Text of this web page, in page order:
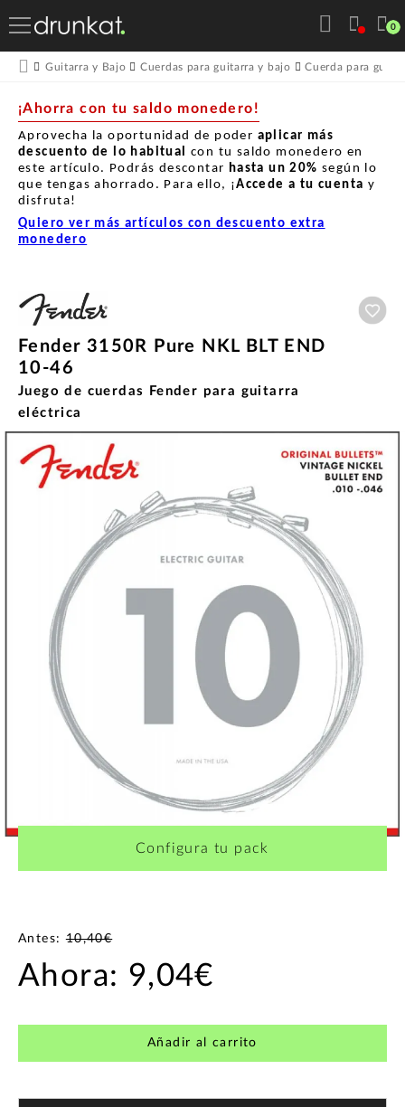
0
Guitarra y Bajo Cuerdas para guitarra y bajo Cuerda para
¡Ahorra con tu saldo monedero!
Aprovecha la oportunidad de poder aplicar más
descuento de lo habitual con tu saldo monedero en
este artículo. Podrás descontar hasta un 20% según lo
que tengas ahorrado. Para ello, ¡Accede a tu cuenta y
disfruta!
Quiero ver más artículos con descuento extra
monedero
Fender 3150R Pure NKL BLT END
10-46
Juego de cuerdas Fender para guitarra
eléctrica
Configura tu pack
Antes:10,40€
Ahora: 9,04€
Añadir al carrito